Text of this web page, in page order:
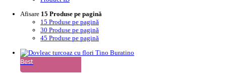
Afisare 15 Produse pe pagină
15 Produse pe pagină
30 Produse pe pagină
45 Produse pe pagină
Best